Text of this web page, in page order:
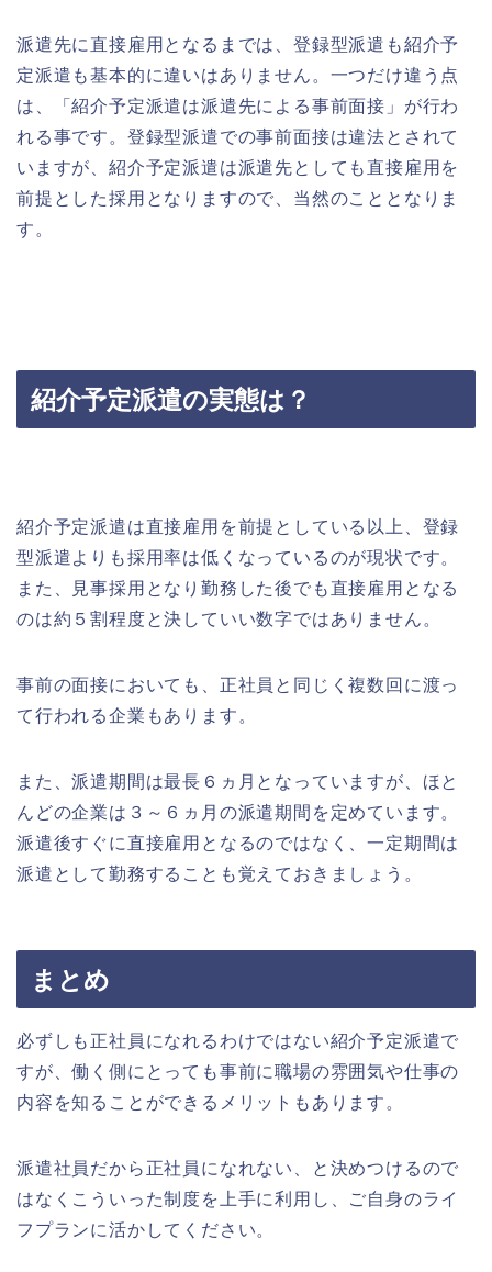
派遣先に直接雇用となるまでは、登録型派遣も紹介予
定派遣も基本的に違いはありません。一つだけ違う点
は、「紹介予定派遣は派遣先による事前面接」が行わ
れる事です。登録型派遣での事前面接は違法とされて
いますが、紹介予定派遣は派遣先としても直接雇用を
前提とした採用となりますので、当然のこととなりま
す。
紹介予定派遣の実態は？
紹介予定派遣は直接雇用を前提としている以上、登録
型派遣よりも採用率は低くなっているのが現状です。
また、見事採用となり勤務した後でも直接雇用となる
のは約５割程度と決していい数字ではありません。
事前の面接においても、正社員と同じく複数回に渡っ
て行われる企業もあります。
また、派遣期間は最長６ヵ月となっていますが、ほと
んどの企業は３～６ヵ月の派遣期間を定めています。
派遣後すぐに直接雇用となるのではなく、一定期間は
派遣として勤務することも覚えておきましょう。
まとめ
必ずしも正社員になれるわけではない紹介予定派遣で
すが、働く側にとっても事前に職場の雰囲気や仕事の
内容を知ることができるメリットもあります。
派遣社員だから正社員になれない、と決めつけるので
はなくこういった制度を上手に利用し、ご自身のライ
フプランに活かしてください。